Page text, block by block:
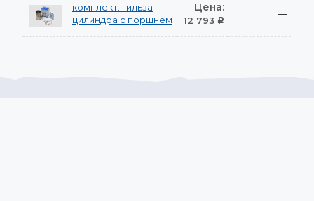
комплект: гильза
цилиндра с поршнем
Цена:
12 793 Р
—